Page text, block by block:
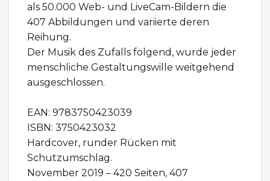
als 50.000 Web- und LiveCam-Bildern die
407 Abbildungen und variierte deren
Reihung.
Der Musik des Zufalls folgend, wurde jeder
menschliche Gestaltungswille weitgehend
ausgeschlossen.
EAN: 9783750423039
ISBN: 3750423032
Hardcover, runder Rücken mit
Schutzumschlag.
November 2019 – 420 Seiten, 407